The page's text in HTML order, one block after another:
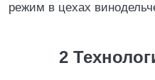
режим в цехах
2